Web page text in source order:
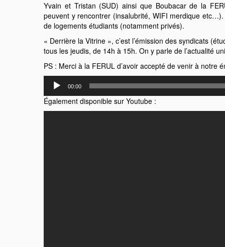
Yvain et Tristan (SUD) ainsi que Boubacar de la
peuvent y rencontrer (insalubrité, WIFI merdique
de logements étudiants (notamment privés).
« Derrière la Vitrine », c’est l’émission des syndicats
tous les jeudis, de 14h à 15h. On y parle de l’actualité
PS : Merci à la FERUL d’avoir accepté de venir à notre
Lecteur
audio
00:00
Également disponible sur Youtube :